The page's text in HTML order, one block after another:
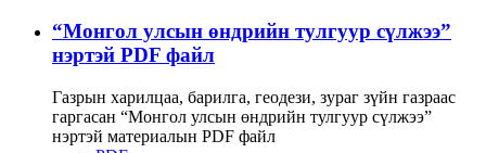
“Монгол улсын өндрийн тулгуур сүлжээ”
нэртэй PDF файл
Газрын харилцаа, барилга, геодези, зураг зүйн газраас
гаргасан “Монгол улсын өндрийн тулгуур сүлжээ”
нэртэй материалын PDF файл